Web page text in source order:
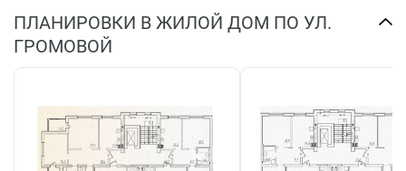
ПЛАНИРОВКИ В ЖИЛОЙ ДОМ ПО УЛ.
ГРОМОВОЙ